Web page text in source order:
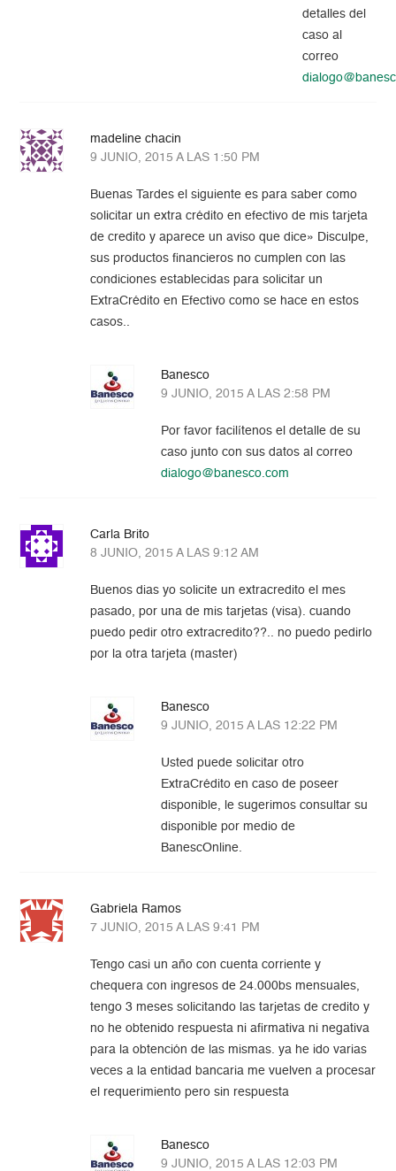
detalles del
caso al
correo
madeline chacin
9 JUNIO, 2015 A LAS 1:50 PM
Buenas Tardes el siguiente es para saber como
solicitar un extra crédito en efectivo de mis tarjeta
de credito y aparece un aviso que dice» Disculpe,
sus productos financieros no cumplen con las
condiciones establecidas para solicitar un
ExtraCrédito en Efectivo como se hace en estos
casos..
Banesco
9 JUNIO, 2015 A LAS 2:58 PM
Por favor facilítenos el detalle de su
caso junto con sus datos al correo
dialogo@banesco.com
Carla Brito
8 JUNIO, 2015 A LAS 9:12 AM
Buenos dias yo solicite un extracredito el mes
pasado, por una de mis tarjetas (visa). cuando
puedo pedir otro extracredito??.. no puedo pedirlo
por la otra tarjeta (master)
Banesco
9 JUNIO, 2015 A LAS 12:22 PM
Usted puede solicitar otro
ExtraCrédito en caso de poseer
disponible, le sugerimos consultar su
disponible por medio de
BanescOnline.
Gabriela Ramos
7 JUNIO, 2015 A LAS 9:41 PM
Tengo casi un año con cuenta corriente y
chequera con ingresos de 24.000bs mensuales,
tengo 3 meses solicitando las tarjetas de credito y
no he obtenido respuesta ni afirmativa ni negativa
para la obtención de las mismas. ya he ido varias
veces a la entidad bancaria me vuelven a procesar
el requerimiento pero sin respuesta
Banesco
9 JUNIO, 2015 A LAS 12:03 PM